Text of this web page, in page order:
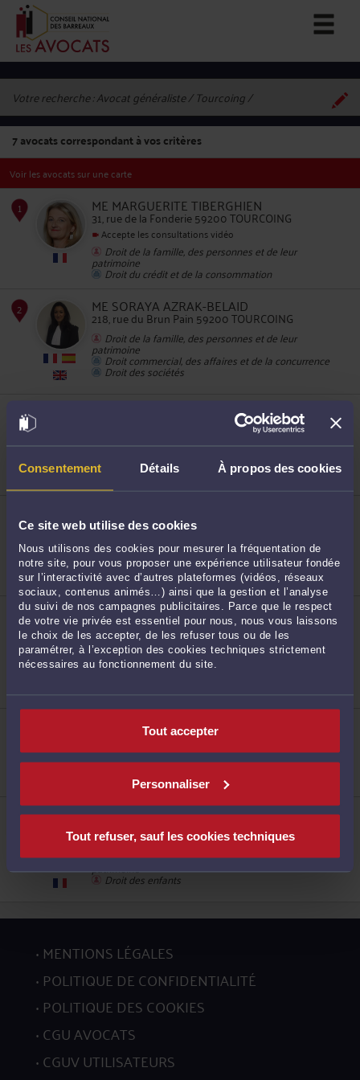
Consentement Détails À propos des cookies
Ce site web utilise des cookies
Nous utilisons des cookies pour mesurer la fréquentation de
notre site, pour vous proposer une expérience utilisateur fondée
sur l’interactivité avec d’autres plateformes (vidéos, réseaux
sociaux, contenus animés…) ainsi que la gestion et l’analyse
du suivi de nos campagnes publicitaires. Parce que le respect
de votre vie privée est essentiel pour nous, nous vous laissons
le choix de les accepter, de les refuser tous ou de les
paramétrer, à l’exception des cookies techniques strictement
nécessaires au fonctionnement du site.
Tout accepter
Personnaliser
Tout refuser, sauf les cookies techniques
Votre recherche :Avocat généraliste / Tourcoing
7avocats correspondant à vos critères
Voir les avocats sur une carte
ME MARGUERITE TIBERGHIEN
31, rue de la Fonderie 59200 TOURCOING
Accepte les consultations vidéo
Droit de la famille, des personnes et de leur
patrimoine
Droit du crédit et de la consommation
ME SORAYA AZRAK-BELAID
218, rue du Brun Pain 59200 TOURCOING
Droit de la famille, des personnes et de leur
patrimoine
Droit commercial, des affaires et de la concurrence
Droit des sociétés
3
445, Boulevard Gambetta 59200 TOURCOING
Droit des étrangers et de la nationalité
Droit de la famille, divorce, séparation
4
445, Bld Gambetta 59200 TOURCOING
Accepte les consultations vidéo
Droit de la famille, divorce, séparation
Baux d'habitation
Mesures d'exécution forcée
5
ME PRISCILLA PUTEANUS
445, Bld Gambetta 59200 TOURCOING
Accepte les consultations vidéo
Droit de la famille, des personnes et de leur
patrimoine
Droit du dommage corporel
ME CHARLOTTE DESBONNET
156, Chaussée Pierre Curie 59200 TOURCOING
Droit de la famille, divorce, séparation
ME NORA MISSAOUI-LEFEBVRE
Droit pénal
Droit de la famille, des personnes et de leur
patrimoine
Droit des enfants
MENTIONS LÉGALES
POLITIQUE DE CONFIDENTIALITÉ
POLITIQUE DES COOKIES
CGU AVOCATS
CGUV UTILISATEURS